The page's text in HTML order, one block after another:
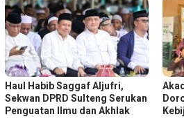
Haul Habib Saggaf Aljufri,
Sekwan DPRD Sulteng Serukan
Penguatan Ilmu dan Akhlak